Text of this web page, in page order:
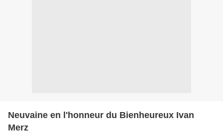
Neuvaine en l'honneur du Bienheureux Ivan
Merz